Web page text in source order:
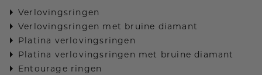
Verlovingsringen
Verlovingsringen met bruine diamant
Platina verlovingsringen
Platina verlovingsringen met bruine diamant
Entourage ringen